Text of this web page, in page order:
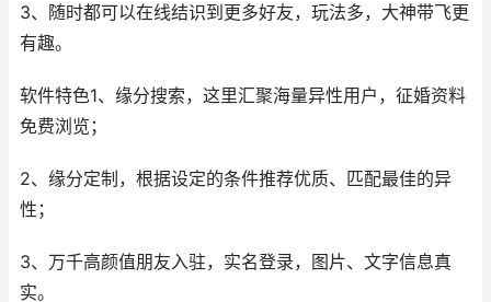
3、随时都可以在线结识到更多好友，玩法多，大神带飞更
有趣。
软件特色1、缘分搜索，这里汇聚海量异性用户，征婚资料
免费浏览；
2、缘分定制，根据设定的条件推荐优质、匹配最佳的异
性；
3、万千高颜值朋友入驻，实名登录，图片、文字信息真
实。